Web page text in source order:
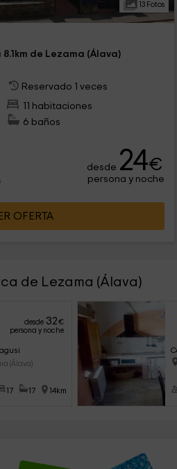
13 Fotos
de Lezama (Álava)
Reservado 1 veces
11 habitaciones
6 baños
desde 24€
persona y noche
OFERTA
de Lezama (Álava)
desde 32€
persona y noche
(Álava)
17 17 14km